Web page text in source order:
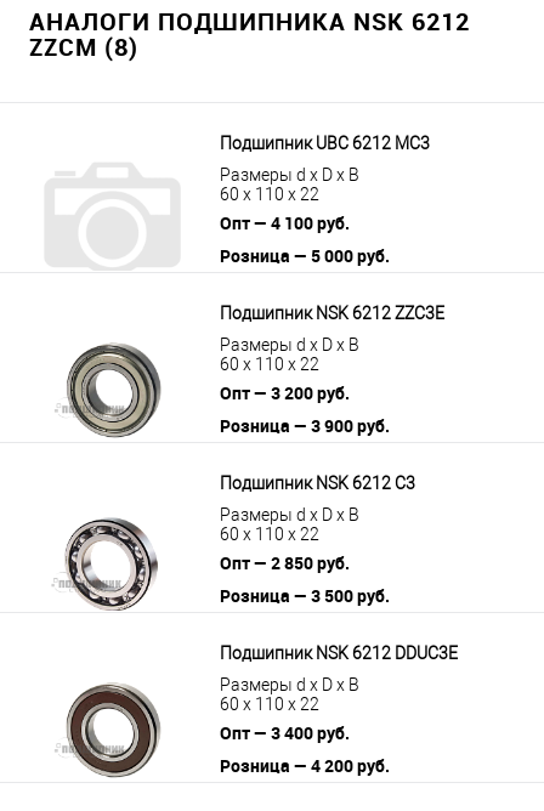
АНАЛОГИ ПОДШИПНИКА NSK 6212
ZZCM (8)
Подшипник UBC 6212 MC3
Размеры d x D x B
60 x 110 x 22
Опт — 4 100 руб.
Розница — 5 000 руб.
Подшипник NSK 6212 ZZC3E
Размеры d x D x B
60 x 110 x 22
Опт — 3 200 руб.
Розница — 3 900 руб.
Подшипник NSK 6212 C3
Размеры d x D x B
60 x 110 x 22
Опт — 2 850 руб.
Розница — 3 500 руб.
Подшипник NSK 6212 DDUC3E
Размеры d x D x B
60 x 110 x 22
Опт — 3 400 руб.
Розница — 4 200 руб.